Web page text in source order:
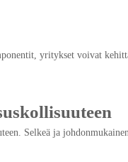
yritykset voivat
Selkeä ja